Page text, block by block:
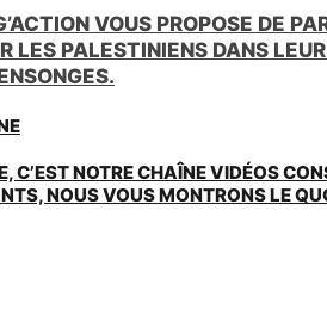
VOUS PROPOSE DE
LES PALESTINIENS DANS
C’EST NOTRE CHAÎNE VIDÉOS
NOUS VOUS MONTRONS LE